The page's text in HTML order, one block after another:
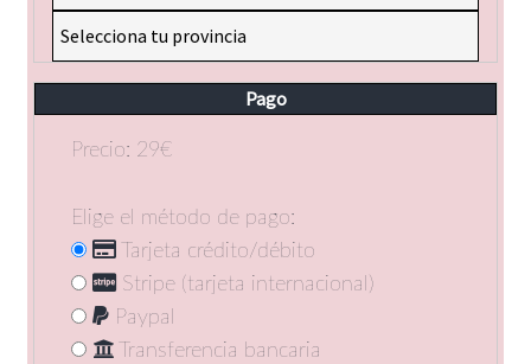
Pago
Precio: 29€
Elige el método de pago:
Tarjeta crédito/débito
Stripe (tarjeta internacional)
Paypal
Transferencia bancaria